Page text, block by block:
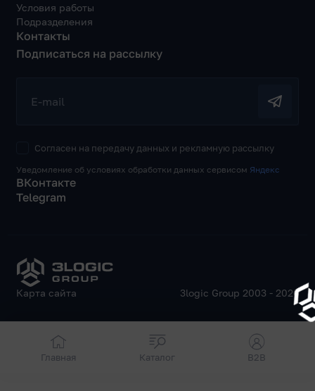
Условия работы
Подразделения
Контакты
Подписаться на рассылку
E-mail
Согласен на передачу данных и рекламную рассылку
Уведомление об условиях обработки данных сервисом Яндекс
ВКонтакте
Telegram
Карта сайта 3logic Group 2003 - 2026
Главная Каталог B2B